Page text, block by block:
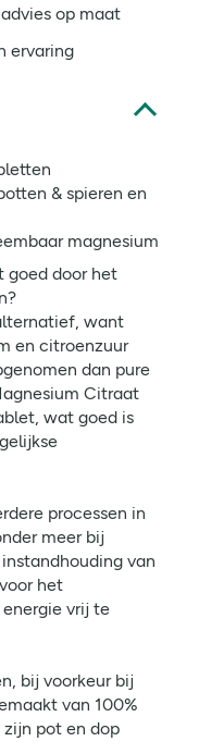
op maat
ervaring
& spieren en
magnesium
goed door het
want
en citroenzuur
dan pure
Citraat
wat goed is
processen in
meer bij
van
het
vrij te
bij voorkeur bij
van 100%
pot en dop